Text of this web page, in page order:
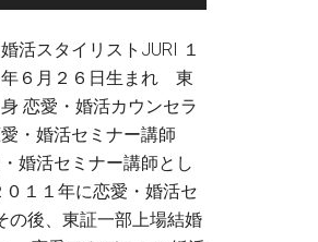
活スタイリストJURI １
年６月２６日生まれ 東
恋愛・婚活カウンセラ
・婚活セミナー講師
・婚活セミナー講師とし
０１１年に恋愛・婚活セ
の後、東証一部上場結婚